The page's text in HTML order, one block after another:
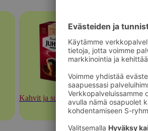
Kahvit ja suodatinpaperit